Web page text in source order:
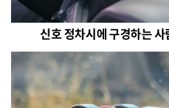
신호 정차시에 구경하는